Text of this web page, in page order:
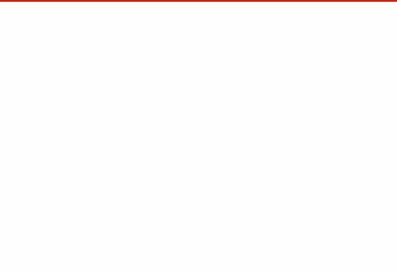
Privatumo politika